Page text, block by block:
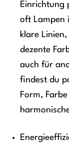
Einrichtung
oft Lampen
klare
dezente
auch für
findest du
Form,